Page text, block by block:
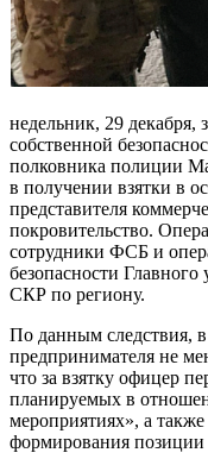
недельник, 29 декабря,
собственной
полковника полиции
в получении взятки в
представителя
покровительство.
сотрудники ФСБ и
безопасности
СКР по региону.
По данным следствия,
предпринимателя не
что за взятку офицер
планируемых в
мероприятиях», а
формирования